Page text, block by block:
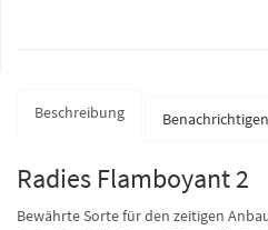
Beschreibung
Radies Flamboyant 2
Bewährte Sorte für den zeitigen